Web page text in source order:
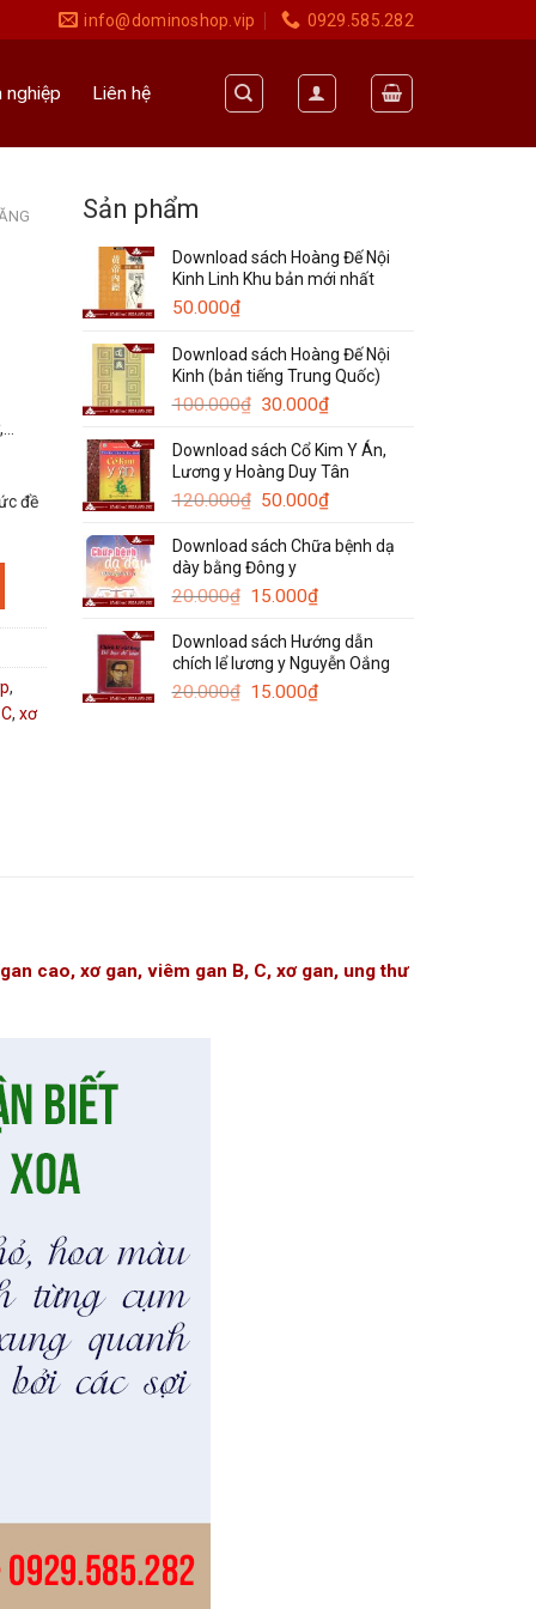
info@dominoshop.vip 0929.585.282
nghiệp Liên hệ
đề
,
, xơ
Sản phẩm
Download sách Hoàng Đế Nội
Kinh Linh Khu bản mới nhất
50.000₫
Download sách Hoàng Đế Nội
Kinh (bản tiếng Trung Quốc)
100.000₫ Giá
là:
100.000₫.
30.000₫Giá
tại
là:
30.000₫.
Download sách Cổ Kim Y Án,
Lương y Hoàng Duy Tân
120.000₫ Giá
là:
120.000₫.
50.000₫Giá
tại
Download sách Chữa bệnh dạ
dày bằng Đông y
20.000₫ Giá
là:
20.000₫.
15.000₫Giá
tại
là:
15.000₫.
Download sách Hướng dẫn
chích lể lương y Nguyễn Oắng
20.000₫ Giá
15.000₫Giá
cao, xơ gan, viêm gan B, C, xơ gan, ung thư